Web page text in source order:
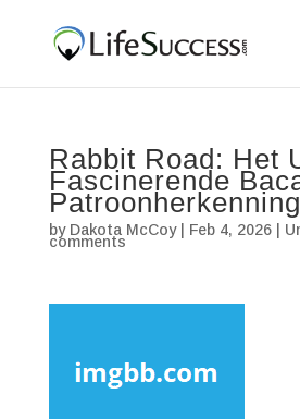
Rabbit Road: Het
Fascinerende
by Dakota McCoy| Feb 4, 2026|
comments